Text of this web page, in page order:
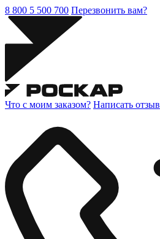
8 800 5 500 700 Перезвонить вам?
Что с моим заказом? Написать отзыв